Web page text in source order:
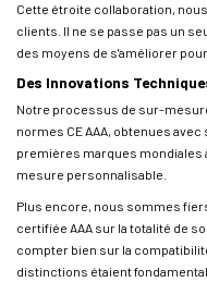
Cette étroite collaboration,
clients. Il ne se passe pas un
des moyens de s'améliorer
Des Innovations
Notre processus de sur-
normes CE AAA, obtenues
premières marques mondiales
mesure personnalisable.
Plus encore, nous sommes
certifiée AAA sur la totalité de
compter bien sur la
distinctions étaient